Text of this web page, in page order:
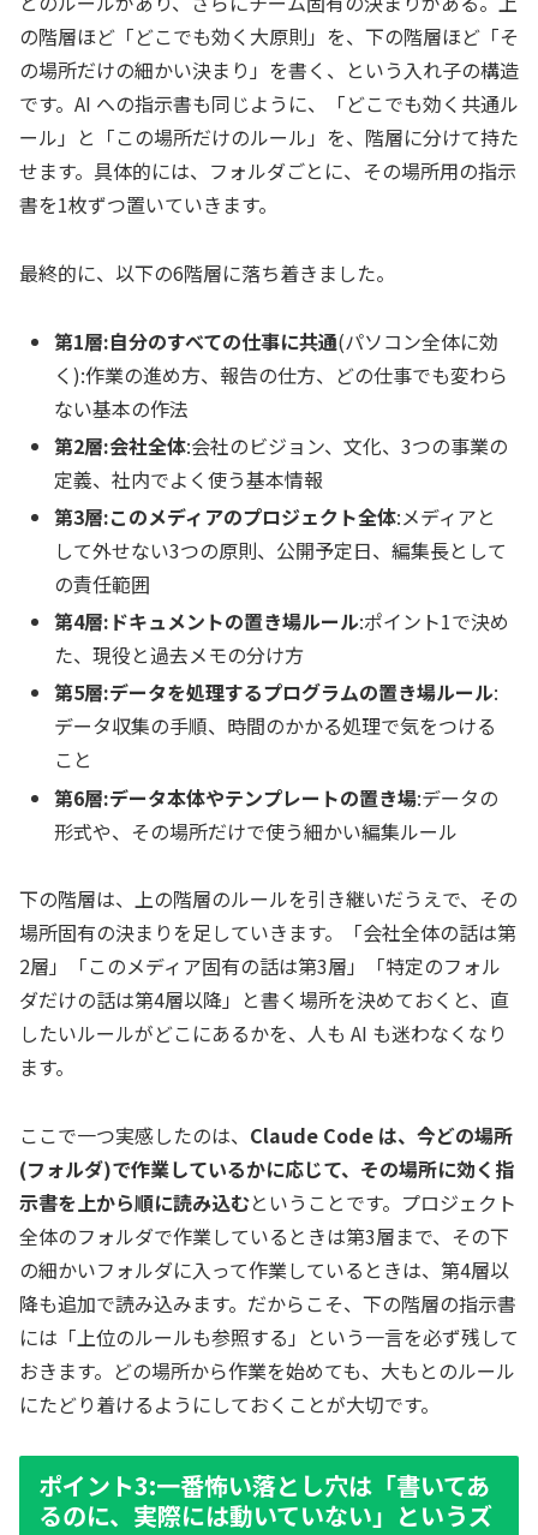
の階層ほど「どこでも効く大原則」を、下の階層ほど「そ
の場所だけの細かい決まり」を書く、という入れ子の構造
です。AI への指示書も同じように、「どこでも効く共通ル
ール」と「この場所だけのルール」を、階層に分けて持た
せます。具体的には、フォルダごとに、その場所用の指示
書を1枚ずつ置いていきます。
最終的に、以下の6階層に落ち着きました。
第1層:自分のすべての仕事に共通(パソコン全体に効
く):作業の進め方、報告の仕方、どの仕事でも変わら
ない基本の作法
第2層:会社全体:会社のビジョン、文化、3つの事業の
定義、社内でよく使う基本情報
第3層:このメディアのプロジェクト全体:メディアと
して外せない3つの原則、公開予定日、編集長として
の責任範囲
第4層:ドキュメントの置き場ルール:ポイント1で決め
た、現役と過去メモの分け方
第5層:データを処理するプログラムの置き場ルール:
データ収集の手順、時間のかかる処理で気をつける
こと
第6層:データ本体やテンプレートの置き場:データの
形式や、その場所だけで使う細かい編集ルール
下の階層は、上の階層のルールを引き継いだうえで、その
場所固有の決まりを足していきます。「会社全体の話は第
2層」「このメディア固有の話は第3層」「特定のフォル
ダだけの話は第4層以降」と書く場所を決めておくと、直
したいルールがどこにあるかを、人も AI も迷わなくなり
ます。
ここで一つ実感したのは、 Claude Code は、今どの場所
(フォルダ)で作業しているかに応じて、その場所に効く指
示書を上から順に読み込むということです。プロジェクト
全体のフォルダで作業しているときは第3層まで、その下
の細かいフォルダに入って作業しているときは、第4層以
降も追加で読み込みます。だからこそ、下の階層の指示書
には「上位のルールも参照する」という一言を必ず残して
おきます。どの場所から作業を始めても、大もとのルール
にたどり着けるようにしておくことが大切です。
ポイント3:一番怖い落とし穴は「書いてあ
るのに、実際には動いていない」というズ